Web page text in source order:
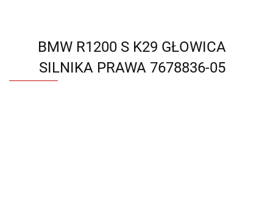
BMW R1200 S K29 GŁOWICA
SILNIKA PRAWA 7678836-05